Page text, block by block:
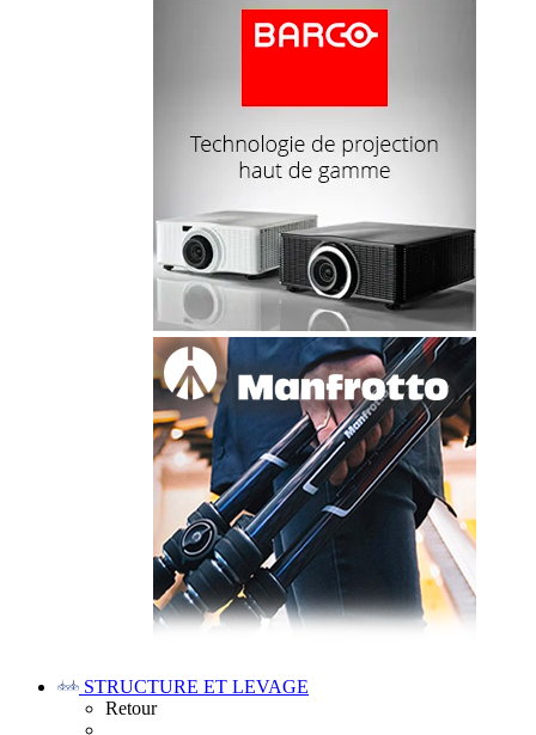
STRUCTURE ET LEVAGE
Retour